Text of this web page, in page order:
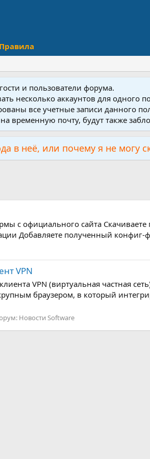
Правила
и пользователи форума.
несколько аккаунтов для одного
все учетные записи данного
временную почту, будут также
в неё, или почему я не могу
с официального сайта
Добавляете полученный конфиг-
VPN
VPN (виртуальная частная
браузером, в который
Новости Software